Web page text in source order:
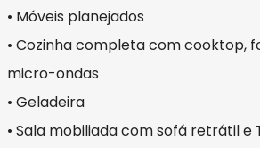
• Móveis planejados
• Cozinha completa com cooktop,
micro-ondas
• Geladeira
• Sala mobiliada com sofá retrátil e